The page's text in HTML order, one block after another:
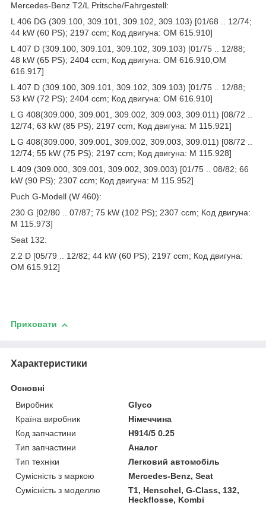
Mercedes-Benz T2/L Pritsche/Fahrgestell:
L 406 DG (309.100, 309.101, 309.102, 309.103) [01/68 .. 12/74;
44 kW (60 PS); 2197 ccm; Код двигуна: OM 615.910]
L 407 D (309.100, 309.101, 309.102, 309.103) [01/75 .. 12/88;
48 kW (65 PS); 2404 ccm; Код двигуна: OM 616.910,OM
616.917]
L 407 D (309.100, 309.101, 309.102, 309.103) [01/75 .. 12/88;
53 kW (72 PS); 2404 ccm; Код двигуна: OM 616.910]
L G 408(309.000, 309.001, 309.002, 309.003, 309.011) [08/72 ..
12/74; 63 kW (85 PS); 2197 ccm; Код двигуна: M 115.921]
L G 408(309.000, 309.001, 309.002, 309.003, 309.011) [08/72 ..
12/74; 55 kW (75 PS); 2197 ccm; Код двигуна: M 115.928]
L 409 (309.000, 309.001, 309.002, 309.003) [01/75 .. 08/82; 66
kW (90 PS); 2307 ccm; Код двигуна: M 115.952]
Puch G-Modell (W 460):
230 G [02/80 .. 07/87; 75 kW (102 PS); 2307 ccm; Код двигуна:
M 115.973]
Seat 132:
2.2 D [05/79 .. 12/82; 44 kW (60 PS); 2197 ccm; Код двигуна:
OM 615.912]
Приховати
Характеристики
Основні
Виробник
Glyco
Країна виробник
Німеччина
Код запчастини
H914/5 0.25
Тип запчастини
Аналог
Тип техніки
Легковий автомобіль
Сумісність з маркою
Mercedes-Benz, Seat
Сумісність з моделлю
T1, Henschel, G-Class, 132,
Heckflosse, Kombi